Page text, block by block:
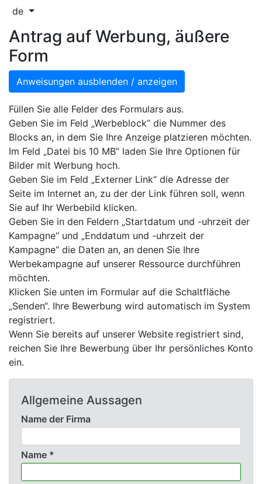
de
Antrag auf Werbung, äußere
Form
Anweisungen ausblenden / anzeigen
Füllen Sie alle Felder des Formulars aus.
Geben Sie im Feld „Werbeblock“ die Nummer des
Blocks an, in dem Sie Ihre Anzeige platzieren möchten.
Im Feld „Datei bis 10 MB“ laden Sie Ihre Optionen für
Bilder mit Werbung hoch.
Geben Sie im Feld „Externer Link“ die Adresse der
Seite im Internet an, zu der der Link führen soll, wenn
Sie auf Ihr Werbebild klicken.
Geben Sie in den Feldern „Startdatum und -uhrzeit der
Kampagne“ und „Enddatum und -uhrzeit der
Kampagne“ die Daten an, an denen Sie Ihre
Werbekampagne auf unserer Ressource durchführen
möchten.
Klicken Sie unten im Formular auf die Schaltfläche
„Senden“. Ihre Bewerbung wird automatisch im System
registriert.
Wenn Sie bereits auf unserer Website registriert sind,
reichen Sie Ihre Bewerbung über Ihr persönliches Konto
ein.
Allgemeine Aussagen
Name der Firma
Name *